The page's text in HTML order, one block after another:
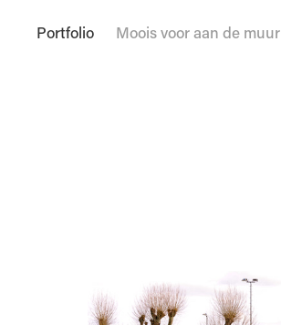
Portfolio Moois voor aan de muur